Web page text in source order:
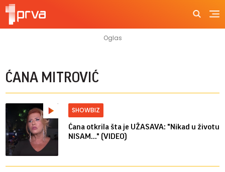
ĆANA MITROVIĆ
SHOWBIZ
Ćana otkrila šta je UŽASAVA: "Nikad u životu
NISAM..." (VIDEO)